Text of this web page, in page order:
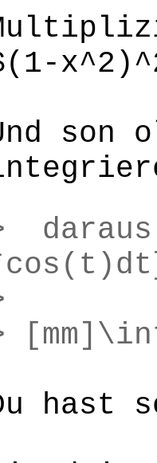
son
hast